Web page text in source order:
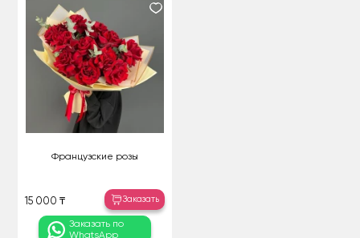
Французские розы
15 000 ₸ Заказать
Заказать по
WhatsApp